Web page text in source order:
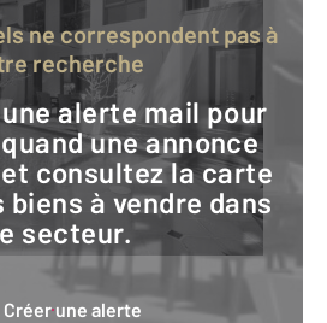
recherche
une annonce
consultez la carte
à vendre dans
secteur.
Créer une alerte